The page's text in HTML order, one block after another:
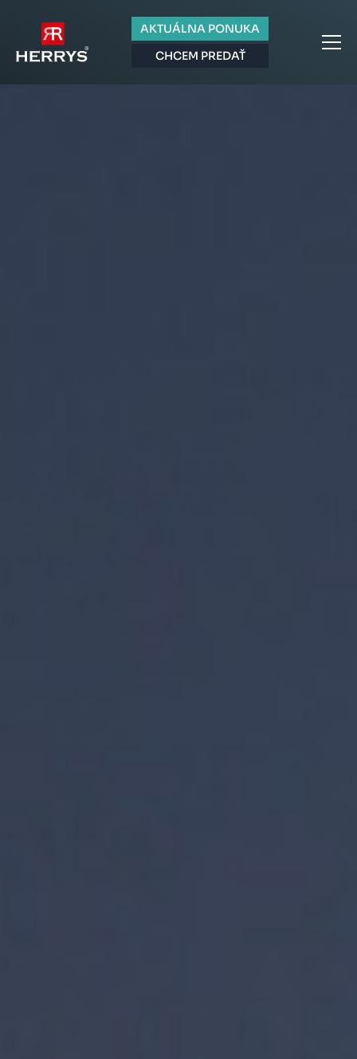
AKTUÁLNA PONUKA
CHCEM PREDAŤ